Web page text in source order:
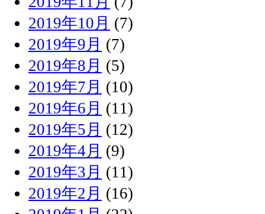
2019年10月 (7)
2019年9月 (7)
2019年8月 (5)
2019年7月 (10)
2019年6月 (11)
2019年5月 (12)
2019年4月 (9)
2019年3月 (11)
2019年2月 (16)